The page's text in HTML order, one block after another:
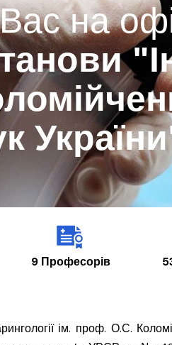
на
9 Професорів
ім. проф. О.С.